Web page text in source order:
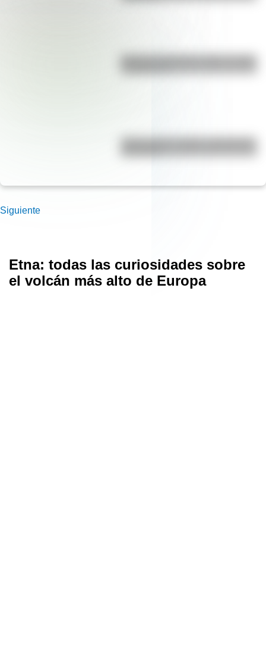
"Hacer agua": origen y significado
Siguiente
Etna: todas las curiosidades sobre
el volcán más alto de Europa